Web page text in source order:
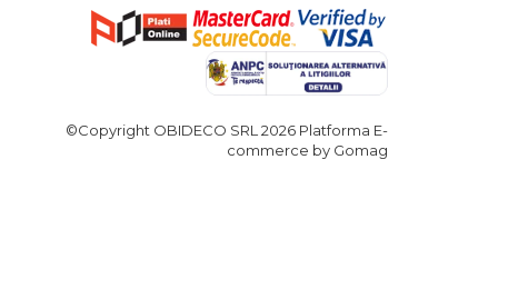
©Copyright OBIDECO SRL 2026 Platforma E-
commerce by Gomag